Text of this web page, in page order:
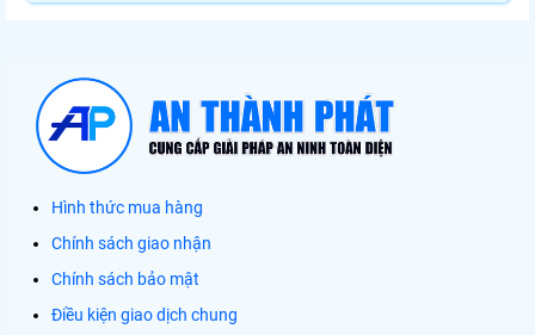
Hình thức mua hàng
Chính sách giao nhận
Chính sách bảo mật
Điều kiện giao dịch chung